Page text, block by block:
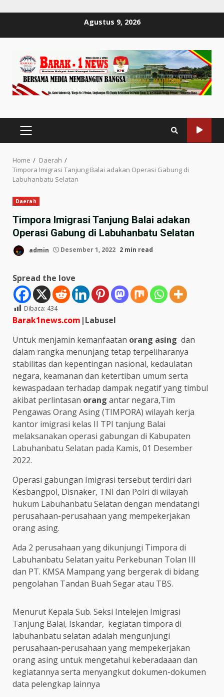
Agustus 9, 2026
PRIMARY
MENU
Home
Daerah
Timpora Imigrasi Tanjung Balai adakan Operasi Gabung di
Labuhanbatu Selatan
Daerah
Timpora Imigrasi Tanjung Balai adakan
Operasi Gabung di Labuhanbatu Selatan
admin Desember 1, 2022 2 min read
Spread the love
Dibaca: 434
Barak1news.com |Labusel
Untuk menjamin kemanfaatan orang asing dan
dalam rangka menunjang tetap terpeliharanya
stabilitas dan kepentingan nasional, kedaulatan
negara, keamanan dan ketertiban umum serta
kewaspadaan terhadap dampak negatif yang timbul
akibat perlintasan orang antar negara,Tim
Pengawas Orang Asing (TIMPORA) wilayah kerja
kantor imigrasi kelas II TPI tanjung Balai
melaksanakan operasi gabungan di Kabupaten
Labuhanbatu Selatan pada Kamis, 01 Desember
2022.
Operasi gabungan Imigrasi tersebut terdiri dari
Kesbangpol, Disnaker, TNI dan Polri di wilayah
hukum Labuhanbatu Selatan dengan mendatangi
perusahaan-perusahaan yang mempekerjakan
orang asing.
Ada 2 perusahaan yang dikunjungi Timpora di
Labuhanbatu Selatan yaitu Perkebunan Tolan III
dan PT. KMSA Mampang yang bergerak di bidang
pengolahan Tandan Buah Segar atau TBS.
Menurut Kepala Sub. Seksi Intelejen Imigrasi
Tanjung Balai, Iskandar, kegiatan timpora di
labuhanbatu selatan adalah mengunjungi
perusahaan-perusahaan yang mempekerjakan
orang asing untuk mengetahui keberadaaan dan
kegiatannya serta menyangkut dokumen-dokumen
data pelengkap lainnya